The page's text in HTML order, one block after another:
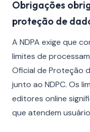
Obrigações
proteção de
A NDPA exige que
limites de
Oficial de Proteção
junto ao NDPC. Os
editores online
que atendem